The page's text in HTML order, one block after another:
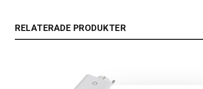
RELATERADE PRODUKTER